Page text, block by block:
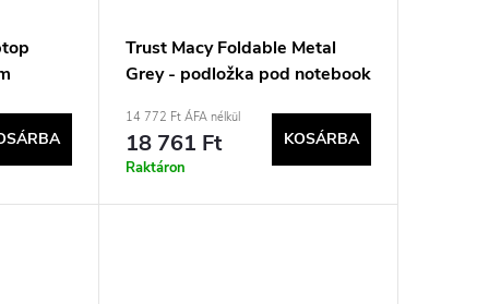
Trust Macy Foldable Metal
Grey - podložka pod notebook
14 772 Ft ÁFA nélkül
18 761 Ft
Raktáron
KOSÁRBA